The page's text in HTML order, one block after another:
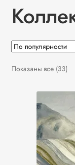
Показаны все (33)